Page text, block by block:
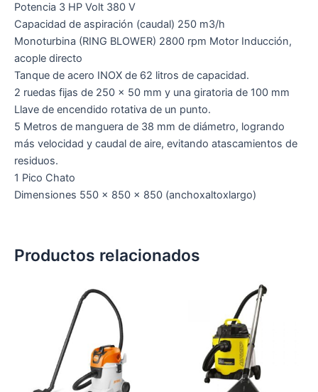
Potencia 3 HP Volt 380 V
Capacidad de aspiración (caudal) 250 m3/h
Monoturbina (RING BLOWER) 2800 rpm Motor Inducción,
acople directo
Tanque de acero INOX de 62 litros de capacidad.
2 ruedas fijas de 250 x 50 mm y una giratoria de 100 mm
Llave de encendido rotativa de un punto.
5 Metros de manguera de 38 mm de diámetro, logrando
más velocidad y caudal de aire, evitando atascamientos de
residuos.
1 Pico Chato
Dimensiones 550 x 850 x 850 (anchoxaltoxlargo)
Productos relacionados